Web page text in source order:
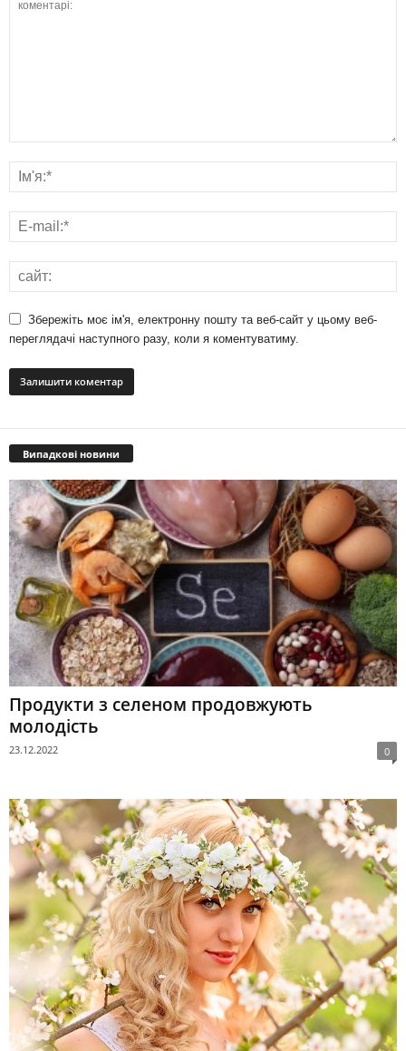
Збережіть моє ім'я, електронну пошту та веб-сайт у цьому веб-
переглядачі наступного разу, коли я коментуватиму.
Випадкові новини
Продукти з селеном продовжують
молодість
23.12.2022 0